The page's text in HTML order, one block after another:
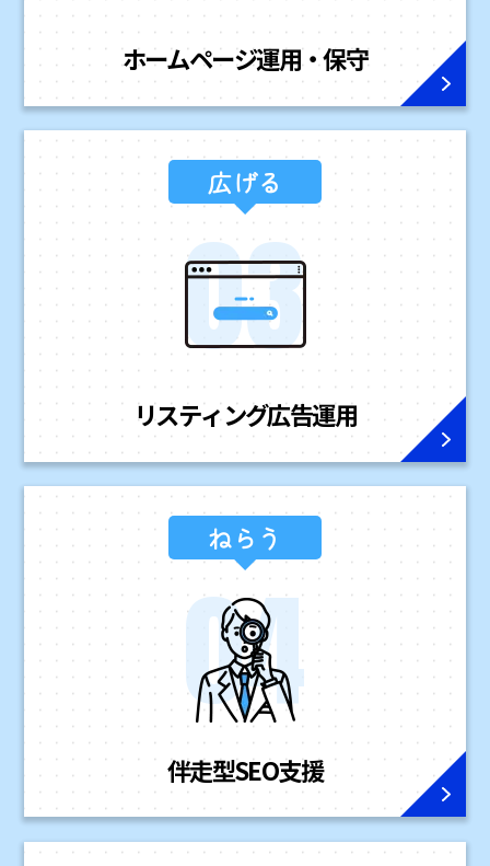
ホームページ運用・保守
広げる
リスティング広告運用
ねらう
伴走型SEO支援